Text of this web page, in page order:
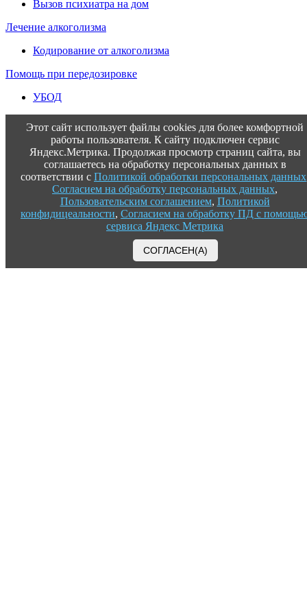
Вызов психиатра на дом
Лечение алкоголизма
Кодирование от алкоголизма
Помощь при передозировке
УБОД
Этот сайт использует файлы cookies для более комфортной
работы пользователя. К сайту подключен сервис
Яндекс.Метрика. Продолжая просмотр страниц сайта, вы
соглашаетесь на обработку персональных данных в
соответствии с Политикой обработки персональных данных
Согласием на обработку персональных данных,
Пользовательским соглашением, Политикой
конфидицеальности, Согласием на обработку ПД с
сервиса Яндекс Метрика
СОГЛАСЕН(А)